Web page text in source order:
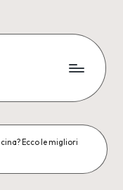
Ecco le migliori